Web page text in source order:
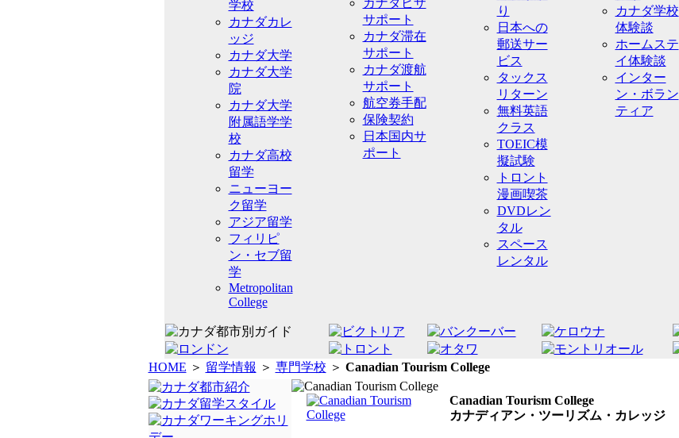
学校
カナダカレ
ッジ
カナダ大学
カナダ大学
院
カナダ大学
附属語学学
校
カナダ高校
留学
ニューヨー
ク留学
アジア留学
フィリピ
ン・セブ留
学
Metropolitan
College
カナダビザ
サポート
カナダ滞在
サポート
カナダ渡航
サポート
航空券手配
保険契約
日本国内サ
ポート
り
日本への
郵送サー
ビス
タックス
リターン
無料英語
クラス
TOEIC模
擬試験
トロント
漫画喫茶
DVDレン
タル
スペース
レンタル
カナダ学校
体験談
ホームステ
イ体験談
インター
ン・ボラン
ティア
HOME ＞ 留学情報 ＞ 専門学校 ＞ Canadian Tourism College
Canadian Tourism College
カナディアン・ツーリズム・カレッジ